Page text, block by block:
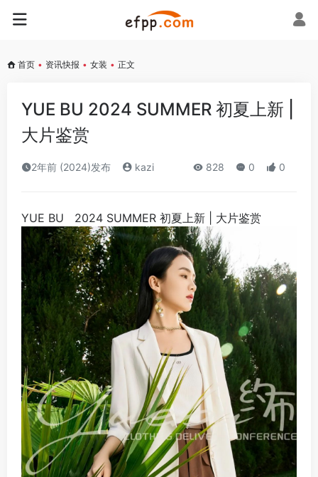
首页 • 资讯快报 • 女装 • 正文
YUE BU 2024 SUMMER 初夏上新 |
大片鉴赏
2年前 (2024)发布 kazi 828 0 0
​YUE BU 2024 SUMMER 初夏上新 | 大片鉴赏